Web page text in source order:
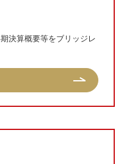
決算概要等をブリッジレ